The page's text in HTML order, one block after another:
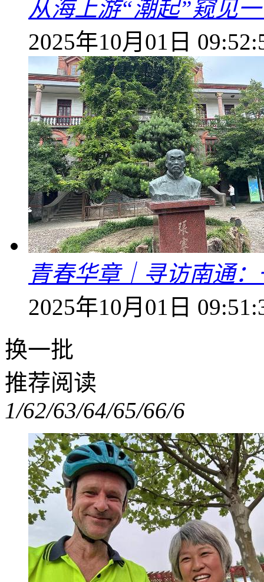
从海上游“潮起”窥见
2025年10月01日
青春华章｜寻访南通
2025年10月01日
换一批
推荐阅读
1/62/63/64/65/66/6